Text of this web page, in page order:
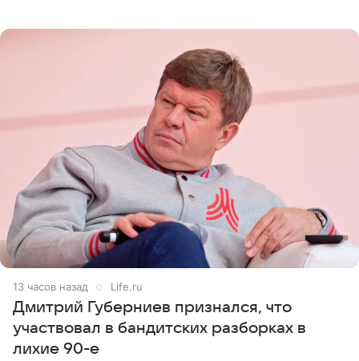
13 часов назад Life.ru
Дмитрий Губерниев признался, что
участвовал в бандитских разборках в
лихие 90-е